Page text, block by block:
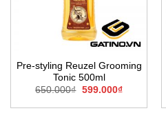
Pre-styling Reuzel Grooming
Tonic 500ml
650.000₫ Giá
là:
599.000₫Giá
tại